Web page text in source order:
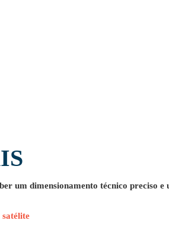
um dimensionamento técnico preciso
satélite